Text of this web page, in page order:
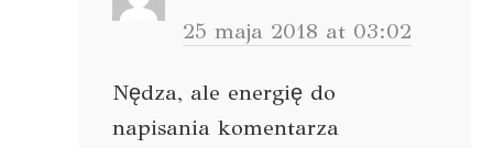
25 maja 2018 at 03:02
Nędza, ale energię do
napisania komentarza